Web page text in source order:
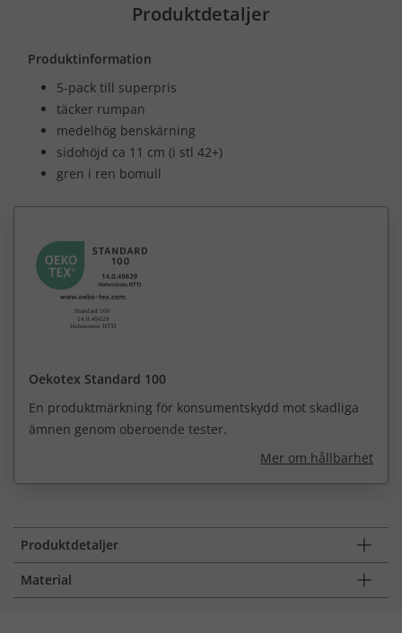
Produktdetaljer
Produktinformation
5-pack till superpris
täcker rumpan
medelhög benskärning
sidohöjd ca 11 cm (i stl 42+)
gren i ren bomull
Oekotex Standard 100
En produktmärkning för konsumentskydd mot skadliga
ämnen genom oberoende tester.
Mer om hållbarhet
Produktdetaljer
Material